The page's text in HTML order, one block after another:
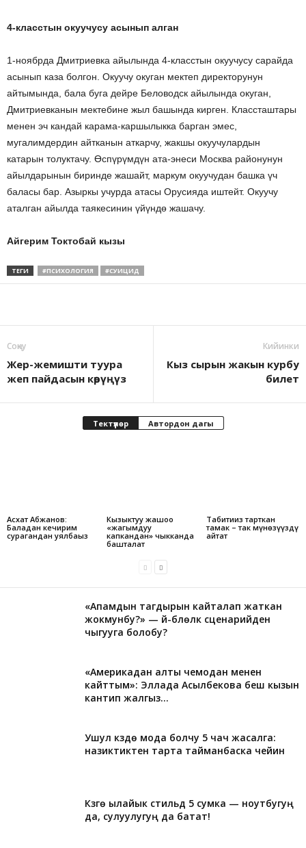
4-класстын окуучусу асынып алган
1-ноябрда Дмитриевка айылында 4-класстын окуучусу сарайда
асынып каза болгон. Окуучу окуган мектеп директорунун
айтымында, бала буга дейре Беловодск айылында окуган,
Дмитриевканын мектебине жыл башында кирген. Классташтары
менен эч кандай карама-каршылыкка барган эмес,
мугалимдердин айтканын аткарчу, жакшы окуучулардын
катарын толуктачу. Өспүрүмдүн ата-энеси Москва районунун
айылдарынын биринде жашайт, маркум окуучудан башка үч
баласы бар. Азыркы учурда атасы Орусияда иштейт. Окуучу
аталган айылда таякесинин үйүндө жашачу.
Айгерим Токтобай кызы
ТЕГИ #ПСИХОЛОГИЯ #СУИЦИД
Соӊку
Жер-жемишти туура
жеп пайдасын көрүңүз
Кийинки
Кыз сырын жакын курбу
билет
Тектүүлөр Автордон дагы
Асхат Абжанов:
Баладан кечирим
сурагандан уялбаңыз
Кызыктуу жашоо
«жагымдуу
капкандан» чыкканда
башталат
Табитиңиз тарткан
тамак – так мүнѳзүңүздү
айтат
«Апамдын тагдырын кайталап жаткан
жокмунбу?» — үй-бүлөлүк сценарийден
чыгууга болобу?
«Америкадан алты чемодан менен
кайттым»: Эллада Асылбекова беш кызын
кантип жалгыз...
Ушул күздө мода болчу 5 чач жасалга:
назиктиктен тарта тайманбаска чейин
Күзгө ылайык стильдүү 5 сумка — ноутбугуң
да, сулуулугуң да батат!